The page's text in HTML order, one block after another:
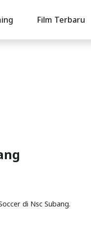
Film Terbaru
di Nsc Subang.